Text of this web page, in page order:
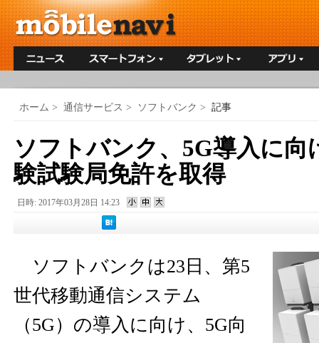
ホーム > 通信サービス > ソフトバンク > 記事
ソフトバンク、5G導入に向
験試験局免許を取得
日時: 2017年03月28日 14:23
ソフトバンクは23日、第5
世代移動通信システム
（5G）の導入に向け、5G向